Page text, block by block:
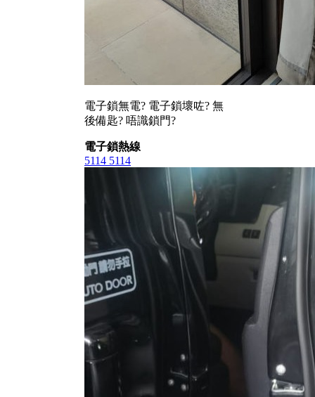
電子鎖無電? 電子鎖壞咗? 無
後備匙? 唔識鎖門?
電子鎖熱線
5114 5114